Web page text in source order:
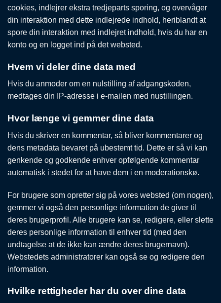
cookies, indlejrer ekstra tredjeparts sporing, og overvåger
din interaktion med dette indlejrede indhold, heriblandt at
spore din interaktion med indlejret indhold, hvis du har en
konto og en logget ind på det websted.
Hvem vi deler dine data med
Hvis du anmoder om en nulstilling af adgangskoden,
medtages din IP-adresse i e-mailen med nustillingen.
Hvor længe vi gemmer dine data
Hvis du skriver en kommentar, så bliver kommentarer og
dens metadata bevaret på ubestemt tid. Dette er så vi kan
genkende og godkende enhver opfølgende kommentar
automatisk i stedet for at have dem i en moderationskø.
For brugere som opretter sig på vores websted (om nogen),
gemmer vi også den personlige information de giver til
deres brugerprofil. Alle brugere kan se, redigere, eller slette
deres personlige information til enhver tid (med den
undtagelse at de ikke kan ændre deres brugernavn).
Webstedets administratorer kan også se og redigere den
information.
Hvilke rettigheder har du over dine data